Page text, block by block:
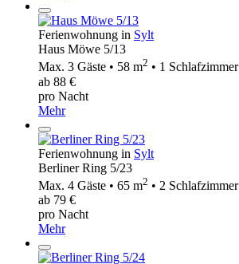
Ferienwohnung in Sylt
Haus Möwe 5/13
Max. 3 Gäste • 58 m2 • 1 Schlafzimmer
ab 88 €
pro Nacht
Mehr
Ferienwohnung in Sylt
Berliner Ring 5/23
Max. 4 Gäste • 65 m2 • 2 Schlafzimmer
ab 79 €
pro Nacht
Mehr